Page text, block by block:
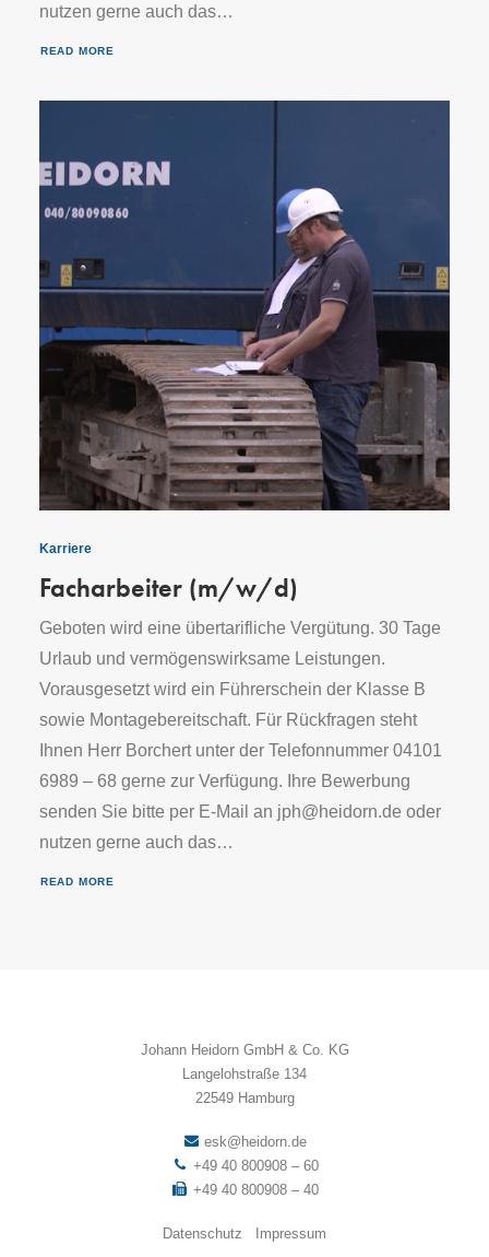
nutzen gerne auch das…
READ MORE
Karriere
Facharbeiter (m/w/d)
Geboten wird eine übertarifliche Vergütung. 30 Tage
Urlaub und vermögenswirksame Leistungen.
Vorausgesetzt wird ein Führerschein der Klasse B
sowie Montagebereitschaft. Für Rückfragen steht
Ihnen Herr Borchert unter der Telefonnummer 04101
6989 – 68 gerne zur Verfügung. Ihre Bewerbung
senden Sie bitte per E-Mail an jph@heidorn.de oder
nutzen gerne auch das…
READ MORE
Johann Heidorn GmbH & Co. KG
Langelohstraße 134
22549 Hamburg
esk@heidorn.de
+49 40 800908 – 60
+49 40 800908 – 40
Datenschutz Impressum